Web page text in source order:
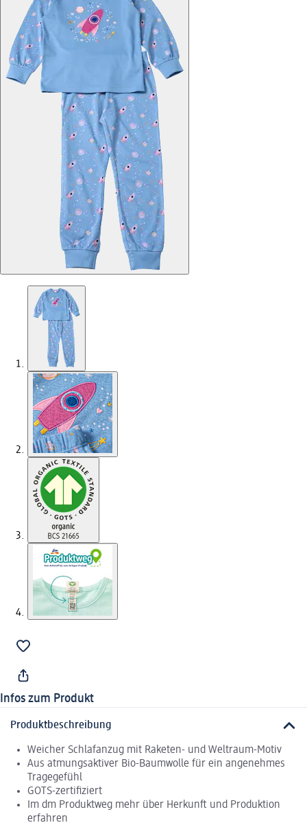
Infos zum Produkt
Produktbeschreibung
Weicher Schlafanzug mit Raketen- und Weltraum-Motiv
Aus atmungsaktiver Bio-Baumwolle für ein angenehmes
Tragegefühl
GOTS-zertifiziert
Im dm Produktweg mehr über Herkunft und Produktion
erfahren